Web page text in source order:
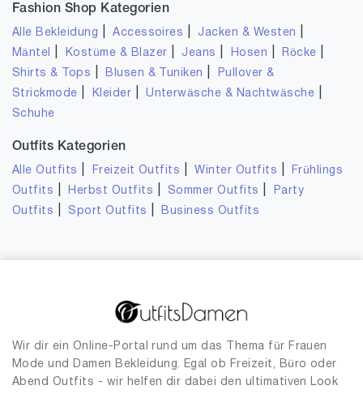
Fashion Shop Kategorien
Alle Bekleidung |Accessoires Jacken & Westen
Mäntel Kostüme & Blazer Jeans Hosen Röcke
Shirts & Tops Blusen & Tuniken
Pullover &
Strickmode
Kleider |Unterwäsche & Nachtwäsche
Schuhe
Outfits Kategorien
Alle Outfits Freizeit Outfits |Winter Outfits
Frühlings
Outfits
Herbst Outfits Sommer Outfits
Party
Outfits
Sport Outfits Business Outfits
Wir dir ein Online-Portal rund um das Thema für Frauen
Mode und Damen Bekleidung. Egal ob Freizeit, Büro oder
Abend Outfits - wir helfen dir dabei den ultimativen Look